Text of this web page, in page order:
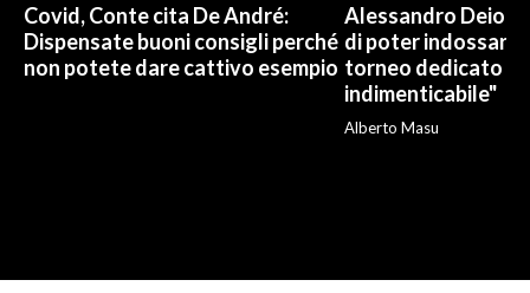
Covid, Conte cita De André:
Dispensate buoni consigli perché
non potete dare cattivo esempio
Alessandro
di poter indossare
torneo dedicato a
indimenticabile"
Alberto Masu